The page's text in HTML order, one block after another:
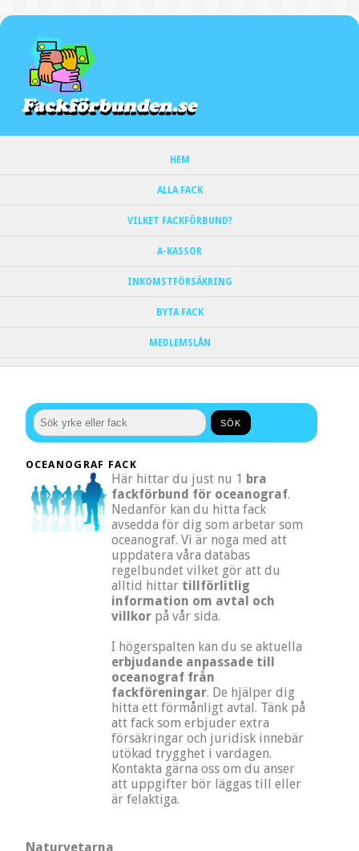
HEM
ALLA FACK
VILKET FACKFÖRBUND?
A-KASSOR
INKOMSTFÖRSÄKRING
BYTA FACK
MEDLEMSLÅN
OCEANOGRAF FACK
Här hittar du just nu 1 bra
fackförbund för oceanograf.
Nedanför kan du hitta fack
avsedda för dig som arbetar som
oceanograf. Vi är noga med att
uppdatera våra databas
regelbundet vilket gör att du
alltid hittar tillförlitlig
information om avtal och
villkor på vår sida.
I högerspalten kan du se aktuella
erbjudande anpassade till
oceanograf från
fackföreningar. De hjälper dig
hitta ett förmånligt avtal. Tänk på
att fack som erbjuder extra
försäkringar och juridisk innebär
utökad trygghet i vardagen.
Kontakta gärna oss om du anser
att uppgifter bör läggas till eller
är felaktiga.
Naturvetarna